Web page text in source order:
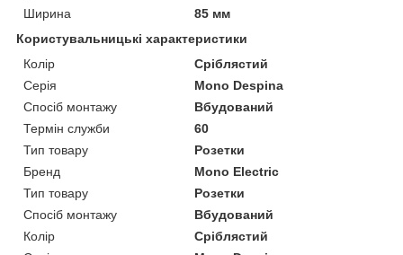
Ширина
85 мм
Користувальницькі характеристики
Колір
Сріблястий
Серія
Mono Despina
Спосіб монтажу
Вбудований
Термін служби
60
Тип товару
Розетки
Бренд
Mono Electric
Тип товару
Розетки
Спосіб монтажу
Вбудований
Колір
Сріблястий